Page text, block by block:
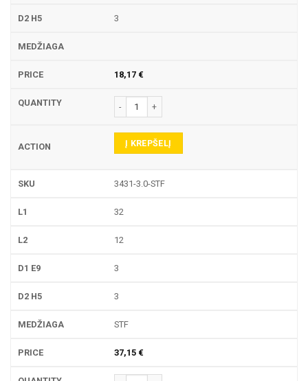
3
18,17 €
produkto kiekis: 3431 PIRŠTINĖ FREZA
Į KREPŠELĮ
3431-3.0-STF
32
12
3
3
STF
37,15 €